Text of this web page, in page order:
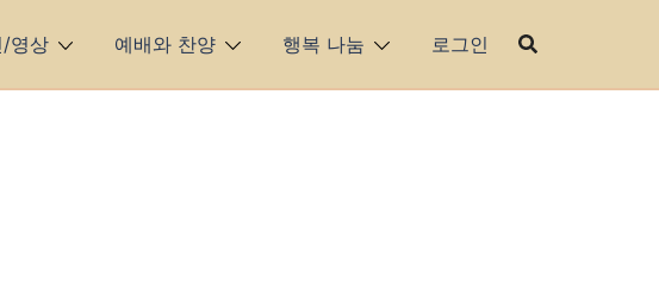
영상 예배와 찬양 행복 나눔 로그인